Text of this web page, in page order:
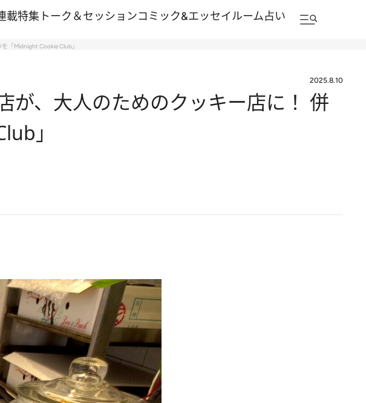
載特集 トーク＆セッションコミック&エッセイルーム占い
「Midnight Cookie Club」
2025.8.10
が、大人のためのクッキー店に！ 併
」